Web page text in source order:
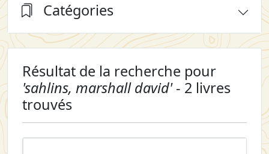
Catégories
Résultat de la recherche pour
'sahlins, marshall david'- 2 livres
trouvés